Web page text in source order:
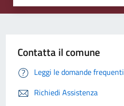
Contatta il comune
Leggi le domande frequenti
Richiedi Assistenza